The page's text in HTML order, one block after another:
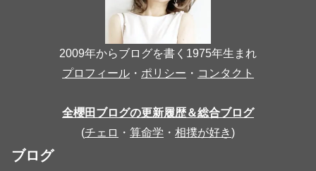
2009年からブログを書く1975年生まれ
プロフィール ・ ポリシー ・ コンタクト
全櫻田ブログの更新履歴＆総合ブログ
(チェロ ・ 算命学 ・ 相撲が好き)
ブログ